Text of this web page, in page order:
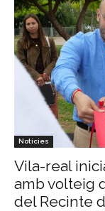
Notícies
Vila-real
amb volteig
del Recinte